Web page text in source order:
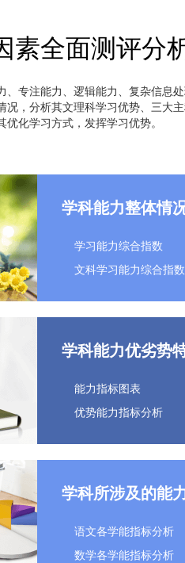
素全面测评分
、专注能力、逻辑能力、复杂信息
况，分析其文理科学习优势、三大
化学习方式，发挥学习优势。
学科能力整体情
学习能力综合指数
文科学习能力综合指数
学科能力优劣势
能力指标图表
优势能力指标分析
学科所涉及的能
语文各学能指标分析
数学各学能指标分析